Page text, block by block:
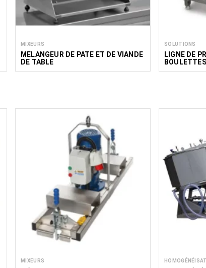
MIXEURS
MÉLANGEUR DE PÂTE ET DE VIANDE
DE TABLE
SOLUTIONS
LIGNE DE
MIXEURS